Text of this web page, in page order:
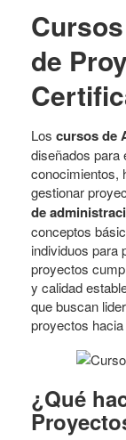
de
Los cursos de
diseñados para
conocimientos,
gestionar
de
conceptos
individuos para
proyectos
y calidad
que buscan
proyectos
¿Qué